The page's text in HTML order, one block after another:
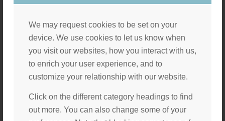
We may request cookies to be set on your
device. We use cookies to let us know when
you visit our websites, how you interact with us,
to enrich your user experience, and to
customize your relationship with our website.
Click on the different category headings to find
out more. You can also change some of your
mer. Når DigiPoint Solution leverer en nettside
innstalleres som standardGoogle Site kit. Denne
applikasjonen begynner å måle alle Google tall med
en gang nettstedet er publisert. For mer informasjon
bruk kontaktskjemaetpå kontakt siden vår.
2. Registrer deg i søkemotorer